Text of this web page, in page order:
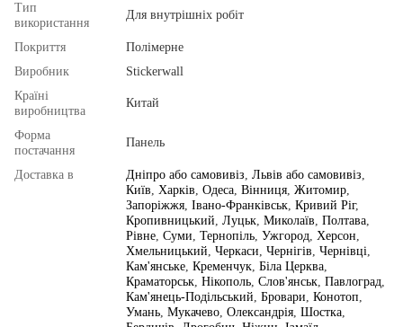
Тип
використання
Для внутрішніх робіт
Покриття
Полімерне
Виробник
Stickerwall
Країні
виробництва
Китай
Форма
постачання
Панель
Доставка в Дніпро або самовивіз, Львів або самовивіз,
Київ, Харків, Одеса, Вінниця, Житомир,
Запоріжжя, Івано-Франківськ, Кривий Ріг,
Кропивницький, Луцьк, Миколаїв, Полтава,
Рівне, Суми, Тернопіль, Ужгород, Херсон,
Хмельницький, Черкаси, Чернігів, Чернівці,
Кам'янське, Кременчук, Біла Церква,
Краматорськ, Нікополь, Слов'янськ, Павлоград,
Кам'янець-Подільський, Бровари, Конотоп,
Умань, Мукачево, Олександрія, Шостка,